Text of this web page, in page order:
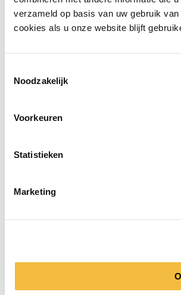
verzameld op basis van uw gebruik
cookies als u onze website blijft
Noodzakelijk
Voorkeuren
Statistieken
Marketing